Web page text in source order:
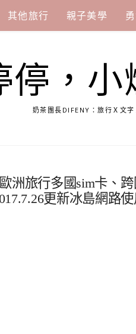
其他旅行 親子美學
停，小
奶茶團長DIFENY：旅行Ｘ文字
洲旅行多國sim卡、
更新冰島網路使